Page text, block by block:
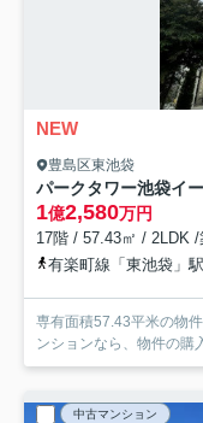
NEW
豊島区東池袋
パークタワー池袋イ
1億2,580万円
17階 / 57.43㎡ / 2LDK /
有楽町線「東池袋」
専有面積57.43平米の物
ンションなら、物件の購
中古マンション